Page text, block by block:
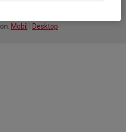
Mobil Desktop